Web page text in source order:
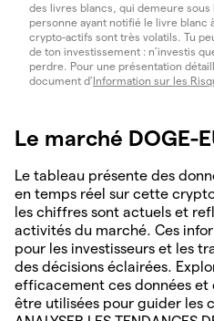
des livres blancs, qui demeure sous
personne ayant notifié le livre blanc
crypto-actifs sont très volatils. Tu
de ton investissement : n’investis
perdre. Pour une présentation
document d’Information sur les
Le marché DOGE-
Le tableau présente des
en temps réel sur cette
les chiffres sont actuels et
activités du marché. Ces
pour les investisseurs et les
des décisions éclairées.
efficacement ces données et
être utilisées pour guider les